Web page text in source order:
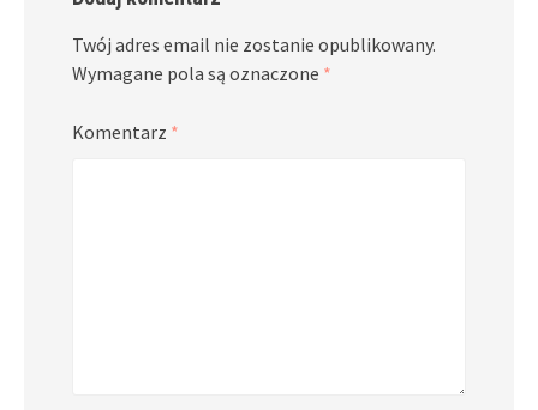
Twój adres email nie zostanie opublikowany.
Wymagane pola są oznaczone *
Komentarz *